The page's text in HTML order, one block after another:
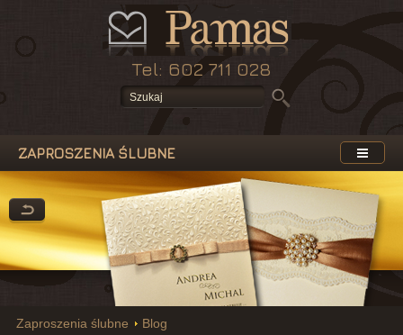
Tel: 602 711 028
ZAPROSZENIA ŚLUBNE
Zaproszenia ślubne Blog